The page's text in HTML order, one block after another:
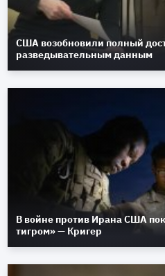
США возобновили полный
разведывательным данным
В войне против Ирана США
тигром» — Кригер